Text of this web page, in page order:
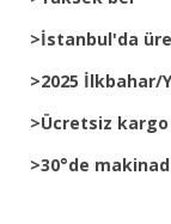
>İstanbul'da
>2025 İlkbahar/
>Ücretsiz kargo
>30°de